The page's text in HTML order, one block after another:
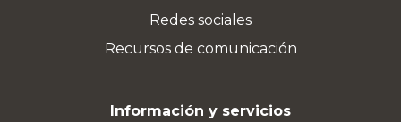
Redes sociales
Recursos de comunicación
Información y servicios